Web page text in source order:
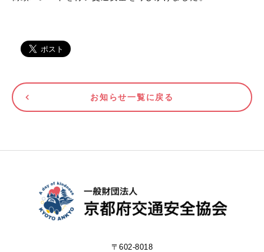
お知らせ一覧に戻る
〒602-8018